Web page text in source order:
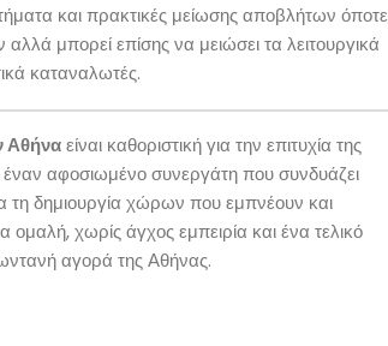
και πρακτικές μείωσης αποβλήτων όποτε
μπορεί επίσης να μειώσει τα λειτουργικά
καταναλωτές.
Αθήναείναι καθοριστική για την επιτυχία της
αφοσιωμένο συνεργάτη που συνδυάζει
τη δημιουργία χώρων που εμπνέουν και
ομαλή, χωρίς άγχος εμπειρία και ένα τελικό
αγορά της Αθήνας.